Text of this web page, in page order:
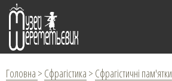
Головна > Сфрагістика > Сфрагістичні пам'ятки